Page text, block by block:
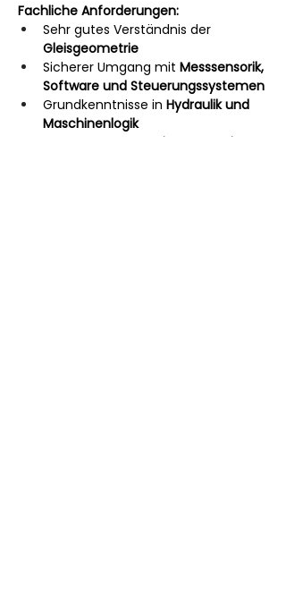
Fachliche Anforderungen:
Sehr gutes Verständnis der
Gleisgeometrie
Sicherer Umgang mit Messsensorik,
Software und Steuerungssystemen
Grundkenntnisse in Hydraulik und
Maschinenlogik
Dateninterpretation